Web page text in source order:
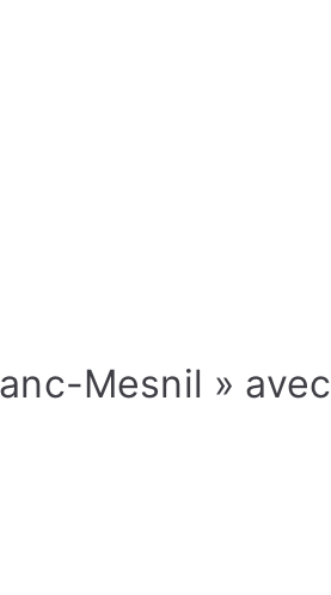
Mesnil » avec